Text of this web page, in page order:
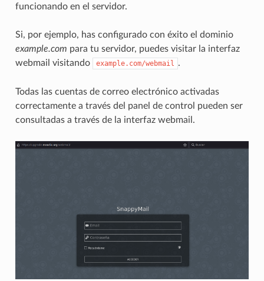
funcionando en el servidor.
Si, por ejemplo, has configurado con éxito el dominio
example.com para tu servidor, puedes visitar la interfaz
webmail visitando
example.com/webmail .
Todas las cuentas de correo electrónico activadas
correctamente a través del panel de control pueden ser
consultadas a través de la interfaz webmail.